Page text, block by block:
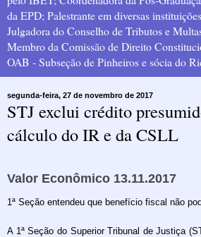
da EPD; Palestrante em diversas
Julgadora do Conselho de Tributos e
Membro da Comissão de Direito
OAB - Subseção de Pinheiros e sócia do
segunda-feira, 27 de novembro de 2017
STJ exclui crédito
cálculo do IR e da CSLL
Valor Econômico 13.11.2017
1ª Seção entendeu que benefício fiscal não
A 1ª Seção do Superior Tribunal de Justiça